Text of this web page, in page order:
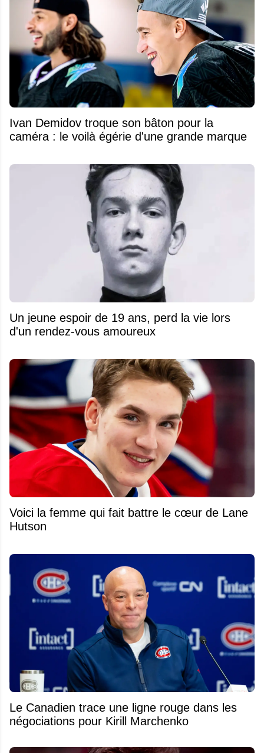
Ivan Demidov troque son bâton pour la
caméra : le voilà égérie d'une grande marque
Un jeune espoir de 19 ans, perd la vie lors
d'un rendez-vous amoureux
Voici la femme qui fait battre le cœur de Lane
Hutson
Le Canadien trace une ligne rouge dans les
négociations pour Kirill Marchenko